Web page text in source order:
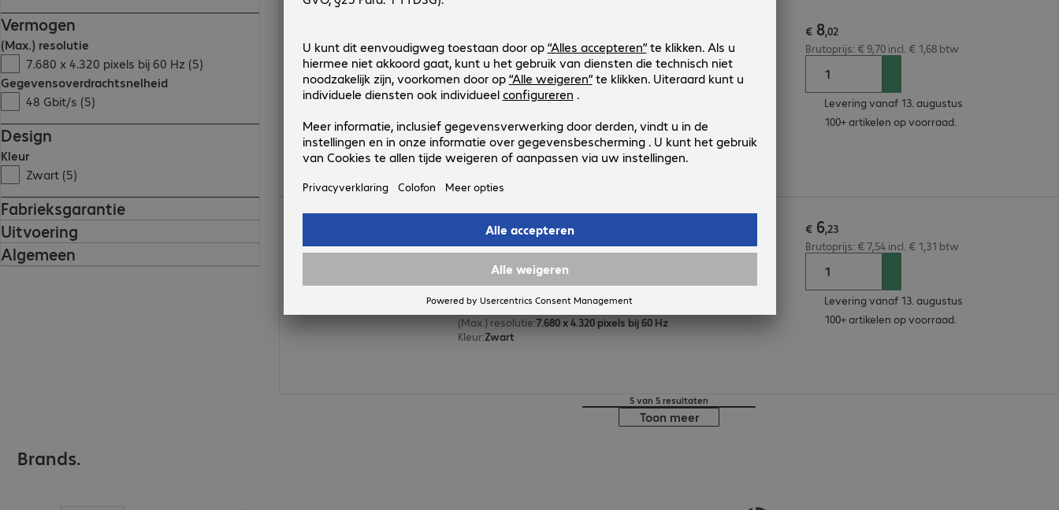
Vermogen
(Max.) resolutie
7.680 x 4.320 pixels bij 60 Hz (5)
Gegevensoverdrachtsnelheid
48 Gbit/s (5)
Design
Kleur
Zwart (5)
Fabrieksgarantie
Uitvoering
Algemeen
Productnr.:
4387799
Fabrikant-nr.:
4387799
Uitvoering:Europa
Aansluitingen:HDMI (A) | HDMI (A)
(Max.) resolutie:7.680 x 4.320 pixels bij 60 Hz
Kleur:Zwart
€ 8,02
€ 8,02
Brutoprijs: € 9,70 incl. € 1,68 btw
Levering vanaf 13. augustus
100+ artikelen op voorraad.
ARTICONA HDMI Cable 0.5m
Productnr.: Fabrikant-nr.:
Uitvoering: Europa
Kabellengte:0,5 m
(Max.) resolutie:7.680 x 4.320 pixels bij 60 Hz
Kleur:Zwart
€ 6,23
Brutoprijs: € 7,54 incl. € 1,31 btw
Levering vanaf 13. augustus
100+ artikelen op voorraad.
5 van 5 resultaten
Toon meer
Brands.